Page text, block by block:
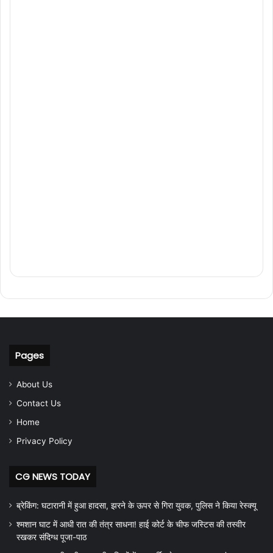
Pages
About Us
Contact Us
Home
Privacy Policy
CG NEWS TODAY
ब्रेकिंग: घटारानी में हुआ हादसा, झरने के ऊपर से गिरा युवक, पुलिस ने किया रेस्क्यू
श्मशान घाट में आधी रात की तंत्र साधना! हाई कोर्ट के चीफ जस्टिस की तस्वीर
रखकर संदिग्ध पूजा-पाठ